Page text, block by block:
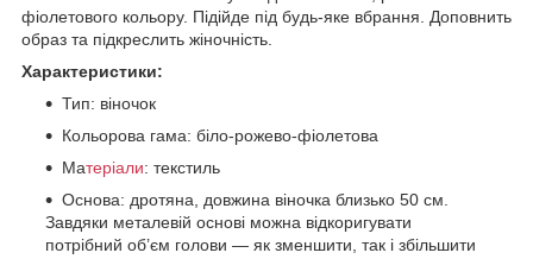
фіолетового кольору. Підійде під будь-яке вбрання. Доповнить
образ та підкреслить жіночність.
Характеристики:
Тип: віночок
Кольорова гама: біло-рожево-фіолетова
Матеріали: текстиль
Основа: дротяна, довжина віночка близько 50 см.
Завдяки металевій основі можна відкоригувати
потрібний об’єм голови — як зменшити, так і збільшити